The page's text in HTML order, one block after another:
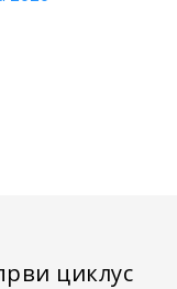
циклус